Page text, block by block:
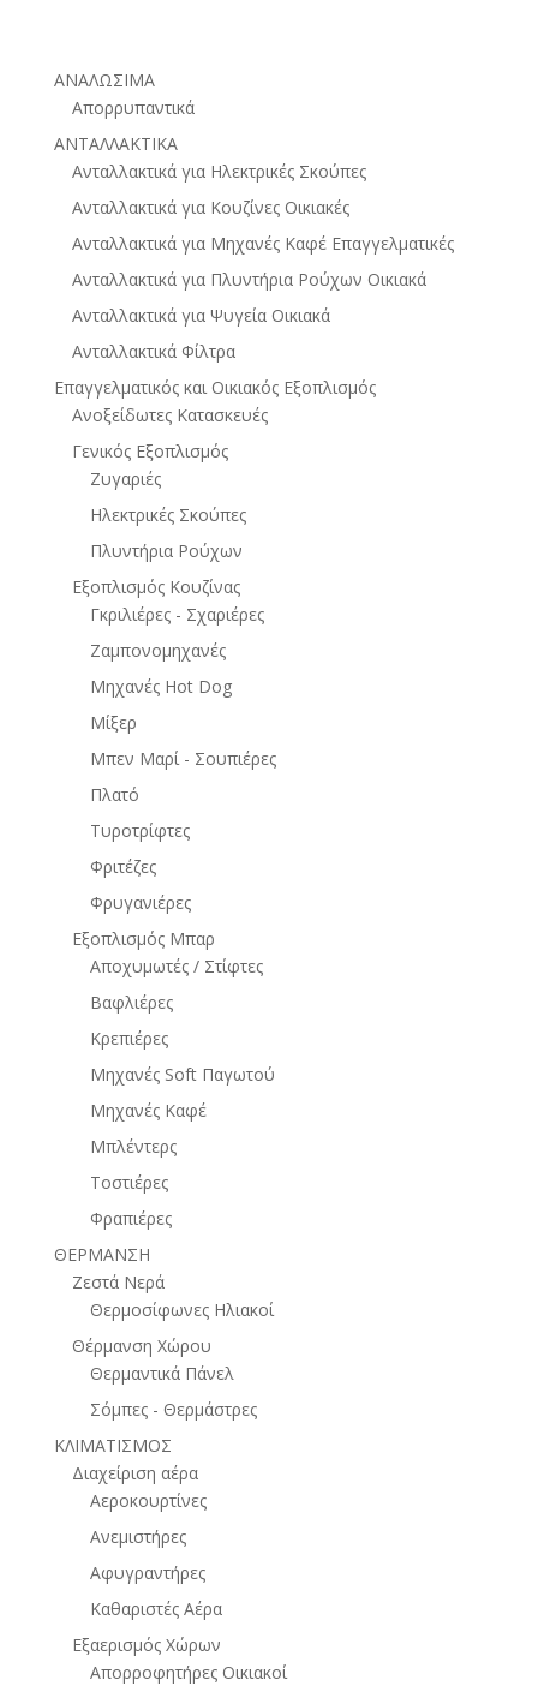
ΑΝΑΛΩΣΙΜΑ
Απορρυπαντικά
ΑΝΤΑΛΛΑΚΤΙΚΑ
Ανταλλακτικά για Ηλεκτρικές Σκούπες
Ανταλλακτικά για Κουζίνες Οικιακές
Ανταλλακτικά για Μηχανές Καφέ Επαγγελματικές
Ανταλλακτικά για Πλυντήρια Ρούχων Οικιακά
Ανταλλακτικά για Ψυγεία Οικιακά
Ανταλλακτικά Φίλτρα
Επαγγελματικός και Οικιακός Εξοπλισμός
Ανοξείδωτες Κατασκευές
Γενικός Εξοπλισμός
Ζυγαριές
Ηλεκτρικές Σκούπες
Πλυντήρια Ρούχων
Εξοπλισμός Κουζίνας
Γκριλιέρες - Σχαριέρες
Ζαμπονομηχανές
Μηχανές Hot Dog
Μίξερ
Μπεν Μαρί - Σουπιέρες
Πλατό
Τυροτρίφτες
Φριτέζες
Φρυγανιέρες
Εξοπλισμός Μπαρ
Αποχυμωτές / Στίφτες
Βαφλιέρες
Κρεπιέρες
Μηχανές Soft Παγωτού
Μηχανές Καφέ
Μπλέντερς
Τοστιέρες
Φραπιέρες
ΘΕΡΜΑΝΣΗ
Ζεστά Νερά
Θερμοσίφωνες Ηλιακοί
Θέρμανση Χώρου
Θερμαντικά Πάνελ
Σόμπες - Θερμάστρες
ΚΛΙΜΑΤΙΣΜΟΣ
Διαχείριση αέρα
Αεροκουρτίνες
Ανεμιστήρες
Αφυγραντήρες
Καθαριστές Αέρα
Εξαερισμός Χώρων
Απορροφητήρες Οικιακοί